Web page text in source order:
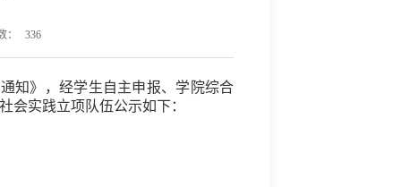
： 336
知》，经学生自主申报、学院综合
会实践立项队伍公示如下：